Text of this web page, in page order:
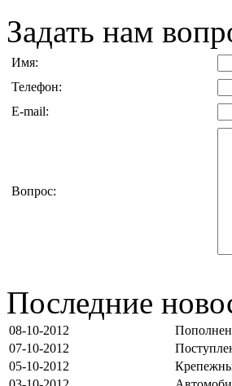
Задать нам
Имя:
Телефон:
E-mail:
Вопрос:
Последние
08-10-2012
07-10-2012
05-10-2012